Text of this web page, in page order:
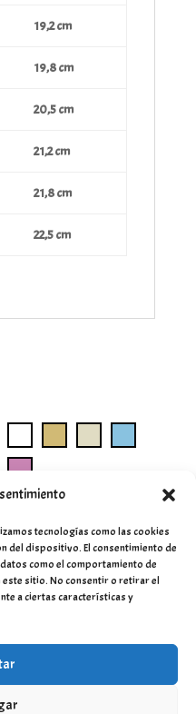
tecnologías como las cookies
del dispositivo. El consentimiento de
como el comportamiento de
este sitio. No consentir o retirar el
a ciertas características y
19,2 cm
19,8 cm
20,5 cm
21,2 cm
21,8 cm
22,5 cm